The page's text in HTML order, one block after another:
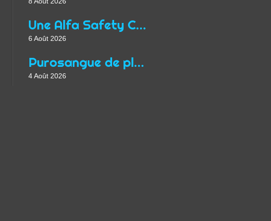
Une Alfa Safety Car
6 Août 2026
Purosangue de plus
4 Août 2026